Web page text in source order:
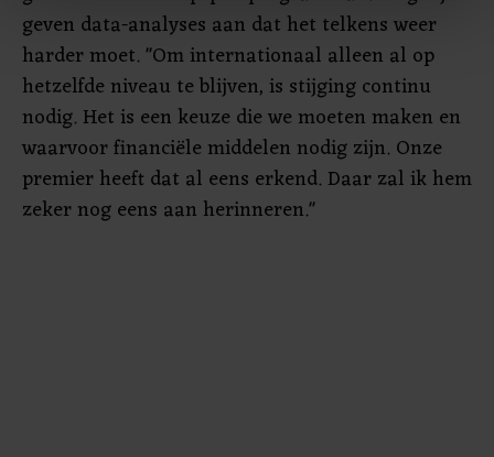
Met cookies werkt onze website beter en wordt jouw
bezoek makkelijker en persoonlijker. Op
onze cookiepagina kun je ons cookiebeleid bekijken en je
gemaakte keuze altijd wijzigen of intrekken.
geven data-analyses aan dat het telkens weer
harder moet. "Om internationaal alleen al op
hetzelfde niveau te blijven, is stijging continu
nodig. Het is een keuze die we moeten maken en
waarvoor financiële middelen nodig zijn. Onze
premier heeft dat al eens erkend. Daar zal ik hem
zeker nog eens aan herinneren."